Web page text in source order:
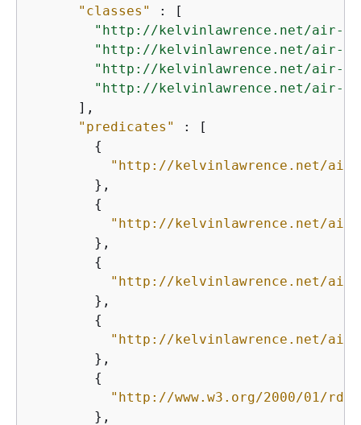
"classes"
: [
"http://kelvinlawrence.net/air-
"http://kelvinlawrence.net/air-
"http://kelvinlawrence.net/air-
"http://kelvinlawrence.net/air-
      ],
"predicates"
: [
{
"http://kelvinlawrence.net/air-
        },
{
"http://kelvinlawrence.net/air-
        },
{
"http://kelvinlawrence.net/air-
        },
{
"http://kelvinlawrence.net/air-
        },
{
"http://www.w3.org/2000/01/rdf-
        },